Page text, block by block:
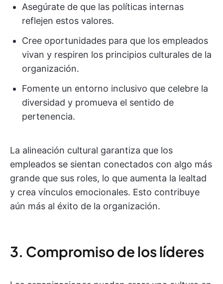
Asegúrate de que las políticas internas
reflejen estos valores.
Cree oportunidades para que los empleados
vivan y respiren los principios culturales de la
organización.
Fomente un entorno inclusivo que celebre la
diversidad y promueva el sentido de
pertenencia.
La alineación cultural garantiza que los
empleados se sientan conectados con algo más
grande que sus roles, lo que aumenta la lealtad
y crea vínculos emocionales. Esto contribuye
aún más al éxito de la organización.
3. Compromiso de los líderes